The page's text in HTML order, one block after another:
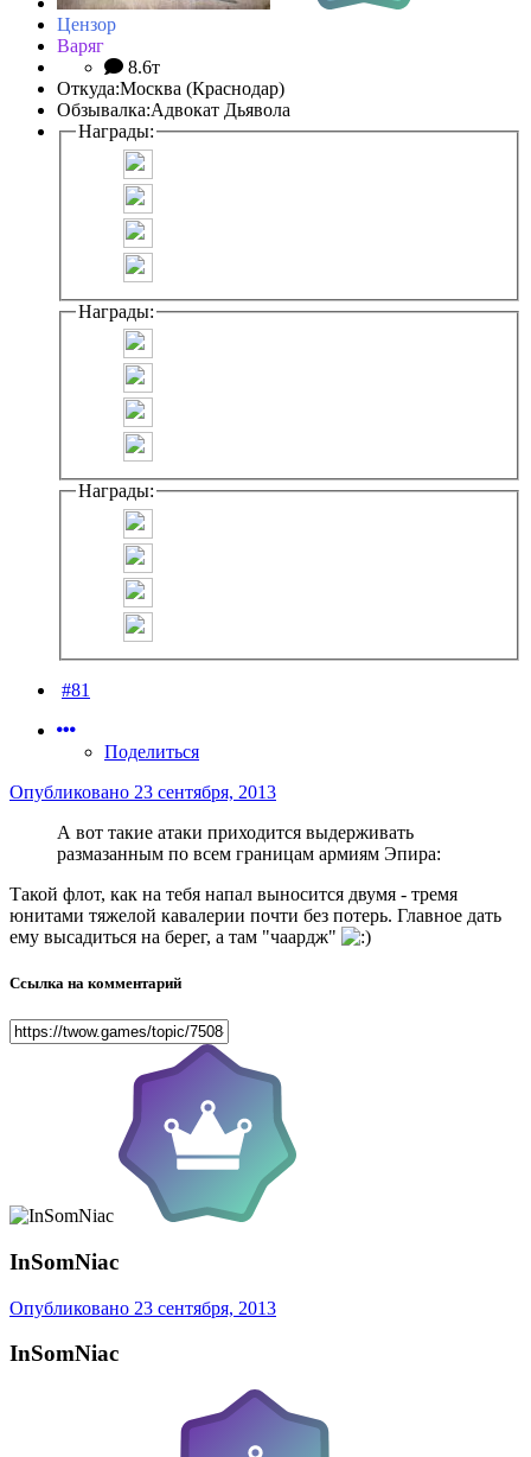
Цензор
Варяг
8.6т
Откуда:Москва (Краснодар)
Обзывалка:Адвокат Дьявола
Награды:
Награды:
Награды:
#81
Поделиться
Опубликовано 23 сентября, 2013
А вот такие атаки приходится выдерживать
размазанным по всем границам армиям Эпира:
Такой флот, как на тебя напал выносится двумя - тремя
юнитами тяжелой кавалерии почти без потерь. Главное дать
ему высадиться на берег, а там "чаардж"
Ссылка на комментарий
InSomNiac
Опубликовано 23 сентября, 2013
InSomNiac